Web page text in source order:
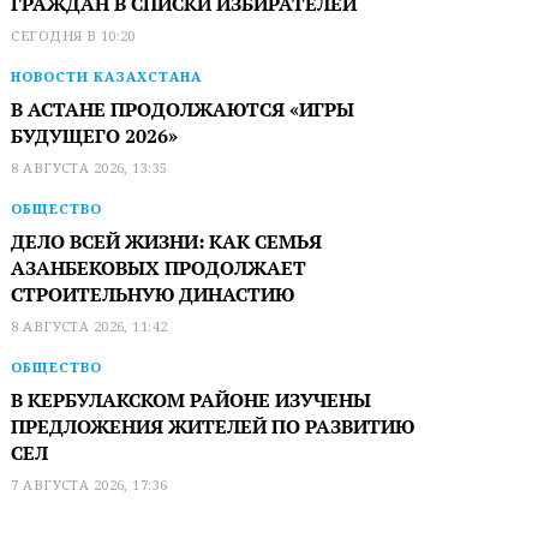
СЕГОДНЯ В 10:20
НОВОСТИ КАЗАХСТАНА
В АСТАНЕ ПРОДОЛЖАЮТСЯ «ИГРЫ
БУДУЩЕГО 2026»
8 АВГУСТА 2026, 13:35
ОБЩЕСТВО
ДЕЛО ВСЕЙ ЖИЗНИ: КАК СЕМЬЯ
АЗАНБЕКОВЫХ ПРОДОЛЖАЕТ
СТРОИТЕЛЬНУЮ ДИНАСТИЮ
8 АВГУСТА 2026, 11:42
ОБЩЕСТВО
В КЕРБУЛАКСКОМ РАЙОНЕ ИЗУЧЕНЫ
ПРЕДЛОЖЕНИЯ ЖИТЕЛЕЙ ПО РАЗВИТИЮ
СЕЛ
7 АВГУСТА 2026, 17:36